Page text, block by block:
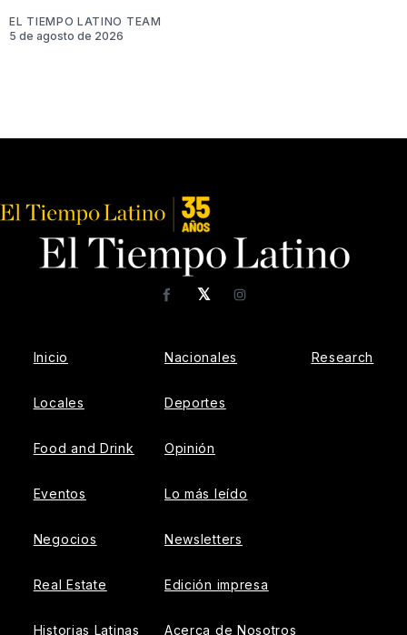
EL TIEMPO LATINO TEAM
5 de agosto de 2026
𝕏
FacebookInstagram
Inicio
Locales
Food and Drink
Eventos
Negocios
Real Estate
Historias Latinas
Nacionales
Deportes
Opinión
Lo más leído
Newsletters
Edición impresa
Acerca de Nosotros
Research